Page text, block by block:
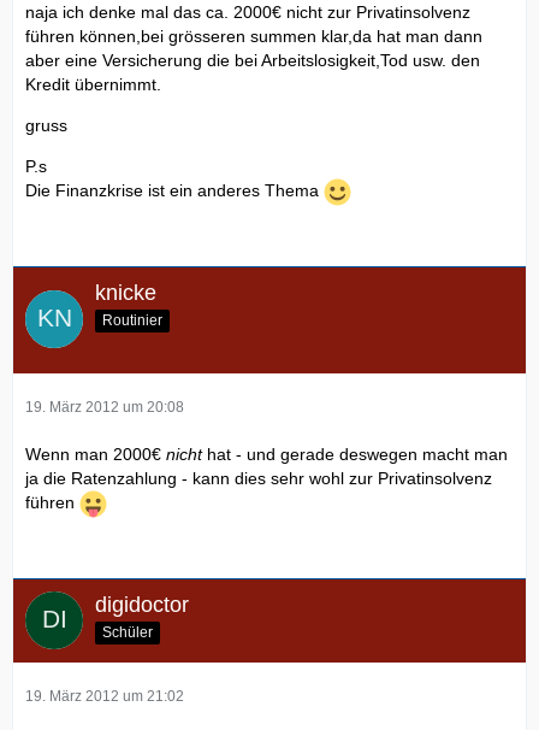
naja ich denke mal das ca. 2000€ nicht zur Privatinsolvenz
führen können,bei grösseren summen klar,da hat man dann
aber eine Versicherung die bei Arbeitslosigkeit,Tod usw. den
Kredit übernimmt.
gruss
P.s
Die Finanzkrise ist ein anderes Thema
knicke
Routinier
19. März 2012 um 20:08
Wenn man 2000€ nichthat - und gerade deswegen macht man
ja die Ratenzahlung - kann dies sehr wohl zur Privatinsolvenz
führen
digidoctor
Schüler
19. März 2012 um 21:02